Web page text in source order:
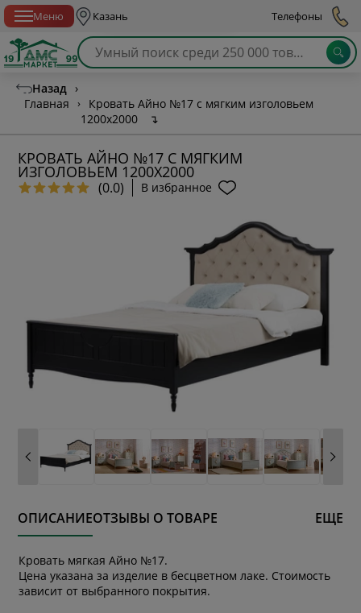
Меню Казань Телефоны
Назад ›
Главная
›
Кровать Айно №17 с мягким изголовьем
1200х2000
↴
КРОВАТЬ АЙНО №17 С МЯГКИМ
ИЗГОЛОВЬЕМ 1200Х2000
(0.0) В избранное
ОПИСАНИЕОТЗЫВЫ О ТОВАРЕ ЕЩЕ
Кровать мягкая Айно №17.
Цена указана за изделие в бесцветном лаке. Стоимость
зависит от выбранного покрытия.